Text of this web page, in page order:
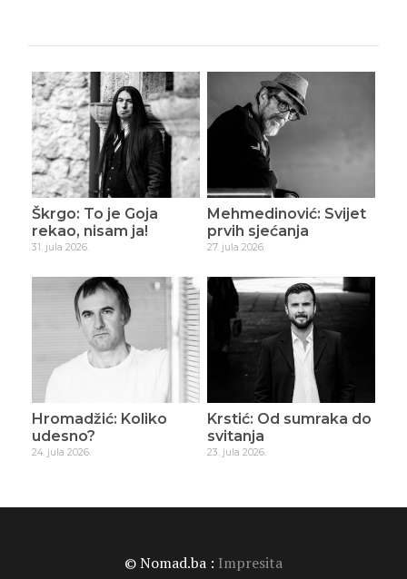
Škrgo: To je Goja
rekao, nisam ja!
31. jula 2026.
Mehmedinović: Svijet
prvih sjećanja
27. jula 2026.
Hromadžić: Koliko
udesno?
24. jula 2026.
Krstić: Od sumraka do
svitanja
23. jula 2026.
© Nomad.ba : Impresita